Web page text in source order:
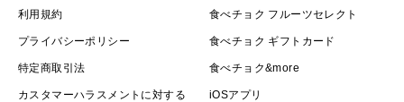
利用規約
プライバシーポリシー
特定商取引法
カスタマーハラスメントに対する
食べチョク フルーツセレクト
食べチョク ギフトカード
食べチョク&more
iOSアプリ